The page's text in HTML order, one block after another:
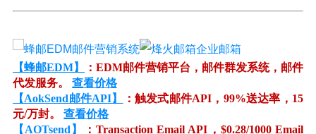
【蜂邮EDM】
：EDM邮件营销平台，邮件群发系统，邮件
代发服务。 查看价格
【AokSend邮件API】
：触发式邮件API，99%送达率，15
元/万封。 查看价格
【AOTsend】
：Transaction Email API，$0.28/1000 Email